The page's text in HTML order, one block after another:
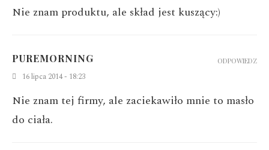
Nie znam produktu, ale skład jest kuszący:)
PUREMORNING
16 lipca 2014 - 18:23
Nie znam tej firmy, ale zaciekawiło mnie to masło
do ciała.
ODPOWIEDZ